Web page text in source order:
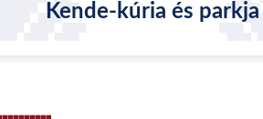
Kende-kúria és parkja